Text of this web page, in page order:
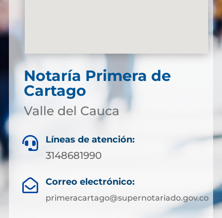
Notaría Primera de
Cartago
Valle del Cauca
 Líneas de atención:
3148681990
 Correo electrónico:
primeracartago@supernotariado.gov.co